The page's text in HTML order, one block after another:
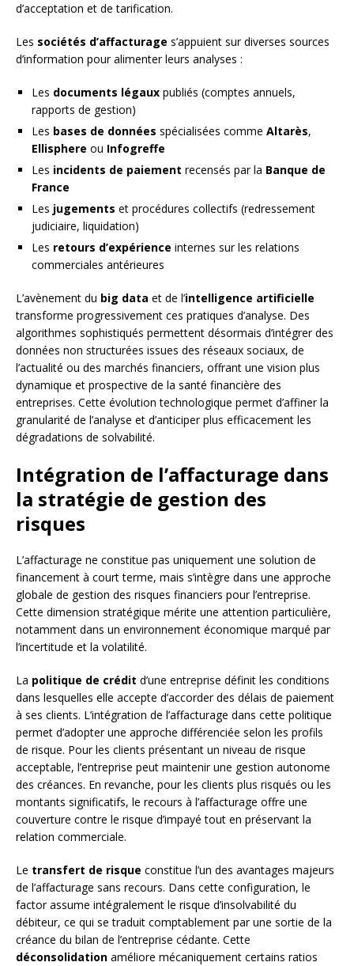
d’acceptation et de tarification.
Les sociétés d’affacturage s’appuient sur diverses sources
d’information pour alimenter leurs analyses :
Les documents légaux publiés (comptes annuels,
rapports de gestion)
Les bases de données spécialisées comme Altarès,
Ellisphere ou Infogreffe
Les incidents de paiement recensés par la Banque de
France
Les jugements et procédures collectifs (redressement
judiciaire, liquidation)
Les retours d’expérience internes sur les relations
commerciales antérieures
L’avènement du big data et de l’intelligence artificielle
transforme progressivement ces pratiques d’analyse. Des
algorithmes sophistiqués permettent désormais d’intégrer des
données non structurées issues des réseaux sociaux, de
l’actualité ou des marchés financiers, offrant une vision plus
dynamique et prospective de la santé financière des
entreprises. Cette évolution technologique permet d’affiner la
granularité de l’analyse et d’anticiper plus efficacement les
dégradations de solvabilité.
Intégration de l’affacturage dans
la stratégie de gestion des
risques
L’affacturage ne constitue pas uniquement une solution de
financement à court terme, mais s’intègre dans une approche
globale de gestion des risques financiers pour l’entreprise.
Cette dimension stratégique mérite une attention particulière,
notamment dans un environnement économique marqué par
l’incertitude et la volatilité.
La politique de crédit d’une entreprise définit les conditions
dans lesquelles elle accepte d’accorder des délais de paiement
à ses clients. L’intégration de l’affacturage dans cette politique
permet d’adopter une approche différenciée selon les profils
de risque. Pour les clients présentant un niveau de risque
acceptable, l’entreprise peut maintenir une gestion autonome
des créances. En revanche, pour les clients plus risqués ou les
montants significatifs, le recours à l’affacturage offre une
couverture contre le risque d’impayé tout en préservant la
relation commerciale.
Le transfert de risque constitue l’un des avantages majeurs
de l’affacturage sans recours. Dans cette configuration, le
factor assume intégralement le risque d’insolvabilité du
débiteur, ce qui se traduit comptablement par une sortie de la
créance du bilan de l’entreprise cédante. Cette
déconsolidation améliore mécaniquement certains ratios